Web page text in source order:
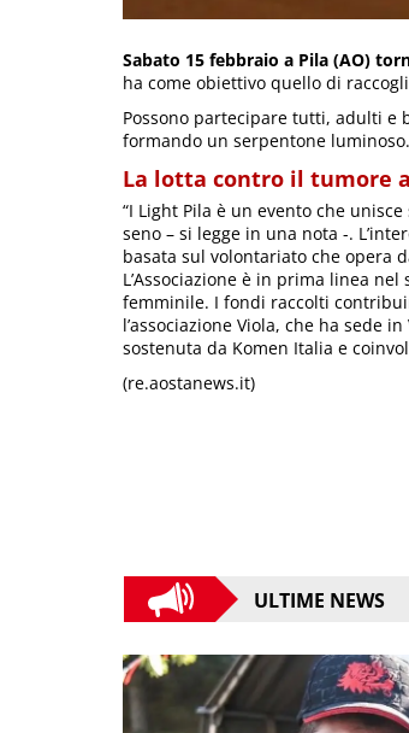
Sabato 15 febbraio a Pila (AO)
ha come obiettivo quello di
Possono partecipare tutti, adulti e
formando un serpentone
La lotta contro il tumore
“I Light Pila è un evento che
seno – si legge in una nota -.
basata sul volontariato che opera
L’Associazione è in prima linea
femminile. I fondi raccolti
l’associazione Viola, che ha sede
sostenuta da Komen Italia e
(re.aostanews.it)
ULTIME NEWS